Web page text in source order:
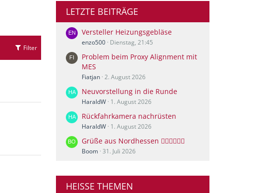
Filter
LETZTE BEITRÄGE
Versteller Heizungsgebläse
enzo500 Dienstag, 21:45
Problem beim Proxy Alignment mit
MES
Fiatjan 2. August 2026
Neuvorstellung in die Runde
HaraldW 1. August 2026
Rückfahrkamera nachrüsten
HaraldW 1. August 2026
Grüße aus Nordhessen 🙋🏻‍♀️🙋🏻‍♂️
Boom 31. Juli 2026
HEISSE THEMEN